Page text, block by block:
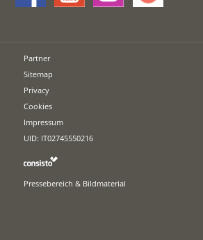
Partner
Sitemap
Privacy
Cookies
Impressum
UID: IT02745550216
Pressebereich & Bildmaterial